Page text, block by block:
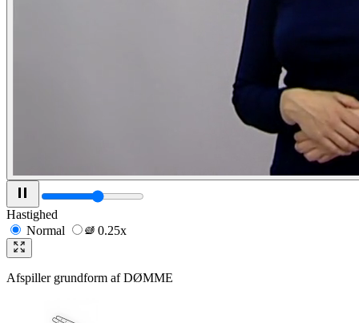
Hastighed
Normal
0.25x
Afspiller grundform afDØMME